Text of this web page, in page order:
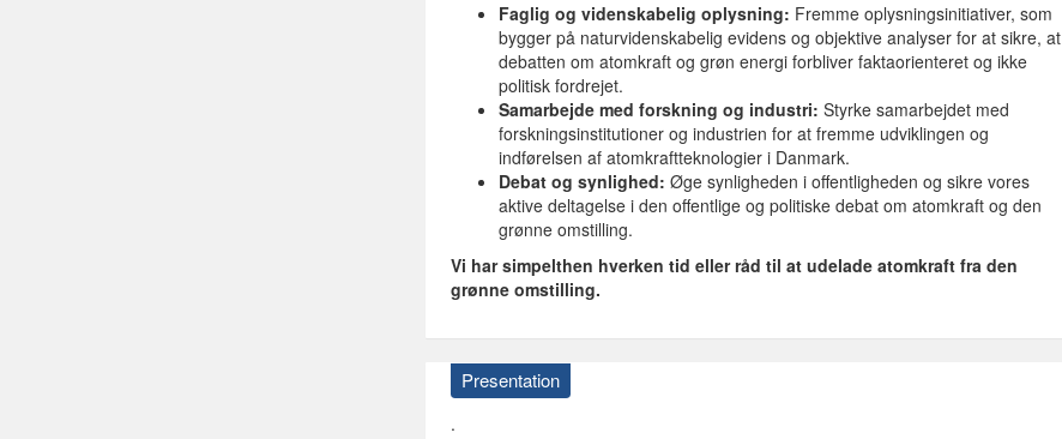
Faglig og videnskabelig oplysning: Fremme oplysningsinitiativer, som
bygger på naturvidenskabelig evidens og objektive analyser for at sikre, at
debatten om atomkraft og grøn energi forbliver faktaorienteret og ikke
politisk fordrejet.
Samarbejde med forskning og industri: Styrke samarbejdet med
forskningsinstitutioner og industrien for at fremme udviklingen og
indførelsen af atomkraftteknologier i Danmark.
Debat og synlighed: Øge synligheden i offentligheden og sikre vores
aktive deltagelse i den offentlige og politiske debat om atomkraft og den
grønne omstilling.
Vi har simpelthen hverken tid eller råd til at udelade atomkraft fra den
grønne omstilling.
Presentation
.